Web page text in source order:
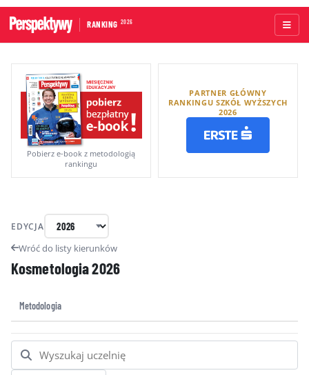
RANKING 2026
STRONA GŁÓWNA
UCZELNIE AKADEMICKIE
UCZELNIE ZAWODOWE
RANKINGI WG TYPÓW UCZELNI
RANKINGI WG GRUP KRYTERIÓW
GALERIA
Pobierz e-book z metodologią
rankingu
PARTNER GŁÓWNY
RANKINGU SZKÓŁ WYŻSZYCH
2026
Wróć do listy kierunków
Kosmetologia2026
EDYCJA
Metodologia